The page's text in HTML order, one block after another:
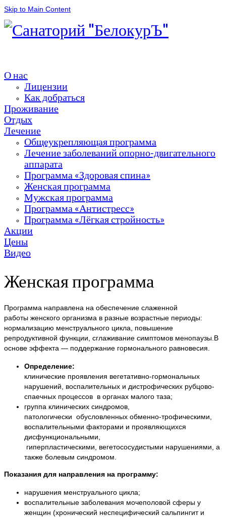
Skip to Main Content
О нас
Лицензии
Как добраться
Проживание
Отдых
Лечение
Общеукрепляющая программа
Лечение заболеваний опорно-двигательного
аппарата
Программа «Здоровая спина»
Женская программа
Мужская программа
Программа «Антистресс»
Программа «Лёгкая стройность»
Акции
Цены
Видео
Женская программа
Программа направлена на обеспечение слаженной
работы женского организма в разные возрастные периоды:
нормализацию менструального цикла, повышение
репродуктивной функции, сглаживание симптомов менопаузы.В
основе эффекта — поддержание гормонального равновесия.
Определение:
клинические проявления вегетативно-гормональных
нарушений, воспалительных и дистрофических рубцово-
спаечных процессов в органах малого таза;
группа клинических синдромов,
патологически обусловленных обменно-трофическими,
воспалительными факторами и проявляющихся
дисфункциональными,
гиперпластическими, вегетососудистыми нарушениями, а
также болевым синдромом.
Показания для направления на программу:
нарушения менструального цикла;
воспалительные заболевания мочеполовой сферы у
женщин (хронический неспецифический сальпингит и